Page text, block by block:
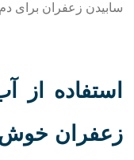
سابیدن زعفران برای
استفاده
زعفران